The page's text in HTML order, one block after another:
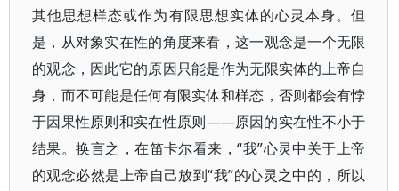
其他思想样态或作为有限思想实体的心灵本身。但
是，从对象实在性的角度来看，这一观念是一个无限
的观念，因此它的原因只能是作为无限实体的上帝自
身，而不可能是任何有限实体和样态，否则都会有悖
于因果性原则和实在性原则——原因的实在性不小于
结果。换言之，在笛卡尔看来，“我”心灵中关于上帝
的观念必然是上帝自己放到“我”的心灵之中的，所以